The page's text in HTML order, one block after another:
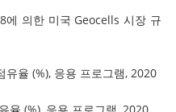
의한 미국 Geocells 시장 규
율 (%), 응용 프로그램, 2020